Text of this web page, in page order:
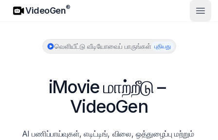
VideoGen
VideoGen®
முதல்
வெளியீட்டு வீடியோவைப் பாருங்கள் புதியது
iMovie மாற்றீடு –
VideoGen
AI பணிப்பாய்வுகள், எடிட்டிங், விலை, ஒத்துழைப்பு மற்றும்